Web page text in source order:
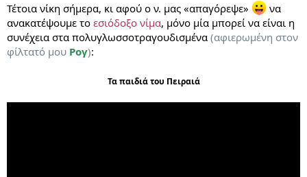
Τέτοια νίκη σήμερα, κι αφού ο ν. μας «απαγόρεψε»
να
ανακατέψουμε το εσιόδοξο νίμα, μόνο μία μπορεί να είναι η
συνέχεια στα πολυγλωσσοτραγουδισμένα (αφιερωμένη στον
φίλτατό μου Ρογ):
Τα παιδιά του Πειραιά